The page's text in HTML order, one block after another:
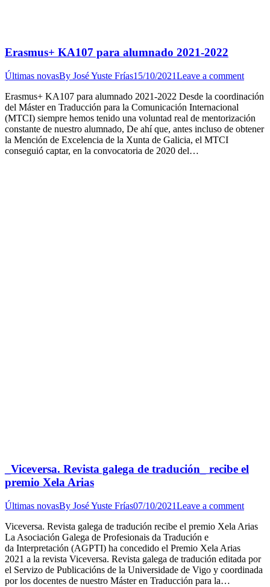
Erasmus+ KA107 para alumnado 2021-2022
Últimas novasBy José Yuste Frías15/10/2021Leave a comment
Erasmus+ KA107 para alumnado 2021-2022 Desde la coordinación
del Máster en Traducción para la Comunicación Internacional
(MTCI) siempre hemos tenido una voluntad real de mentorización
constante de nuestro alumnado, De ahí que, antes incluso de obtener
la Mención de Excelencia de la Xunta de Galicia, el MTCI
conseguió captar, en la convocatoria de 2020 del…
_Viceversa. Revista galega de tradución_ recibe el
premio Xela Arias
Últimas novasBy José Yuste Frías07/10/2021Leave a comment
Viceversa. Revista galega de tradución recibe el premio Xela Arias
La Asociación Galega de Profesionais da Tradución e
da Interpretación (AGPTI) ha concedido el Premio Xela Arias
2021 a la revista Viceversa. Revista galega de tradución editada por
el Servizo de Publicacións de la Universidade de Vigo y coordinada
por los docentes de nuestro Máster en Traducción para la…